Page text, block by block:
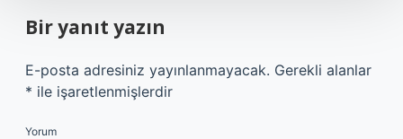
Bir yanıt yazın
E-posta adresiniz yayınlanmayacak. Gerekli alanlar
* ile işaretlenmişlerdir
Yorum